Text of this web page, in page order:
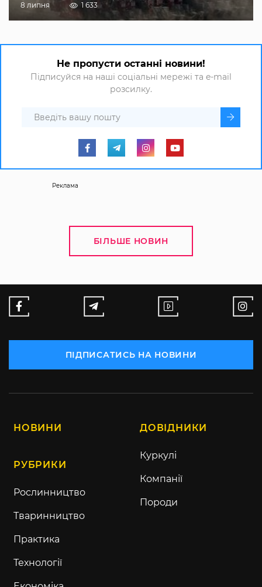
8 липня 1 633
Не пропусти останні новини!
Підписуйся на наші соціальні мережі та e-mail
розсилку.
Реклама
БІЛЬШЕ НОВИН
ПІДПИСАТИСЬ НА НОВИНИ
НОВИНИ
РУБРИКИ
Рослинництво
Тваринництво
Практика
Технології
ДОВІДНИКИ
Куркулі
Компанії
Породи